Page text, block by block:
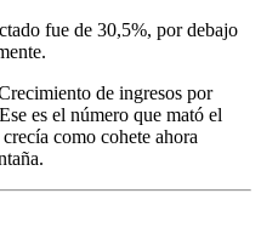
fue de 30,5%, por debajo
de ingresos por
es el número que mató el
como cohete ahora